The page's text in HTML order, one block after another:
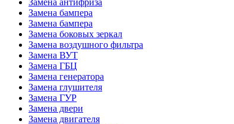
Замена антифриза
Замена бампера
Замена бампера
Замена боковых зеркал
Замена воздушного фильтра
Замена ВУТ
Замена ГБЦ
Замена генератора
Замена глушителя
Замена ГУР
Замена двери
Замена двигателя